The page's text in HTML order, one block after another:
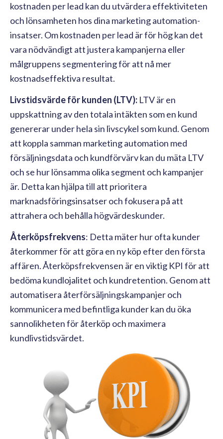
kostnaden per lead kan du utvärdera effektiviteten
och lönsamheten hos dina marketing automation-
insatser. Om kostnaden per lead är för hög kan det
vara nödvändigt att justera kampanjerna eller
målgruppens segmentering för att nå mer
kostnadseffektiva resultat.
Livstidsvärde för kunden (LTV): LTV är en
uppskattning av den totala intäkten som en kund
genererar under hela sin livscykel som kund. Genom
att koppla samman marketing automation med
försäljningsdata och kundförvärv kan du mäta LTV
och se hur lönsamma olika segment och kampanjer
är. Detta kan hjälpa till att prioritera
marknadsföringsinsatser och fokusera på att
attrahera och behålla högvärdeskunder.
Återköpsfrekvens: Detta mäter hur ofta kunder
återkommer för att göra en ny köp efter den första
affären. Återköpsfrekvensen är en viktig KPI för att
bedöma kundlojalitet och kundretention. Genom att
automatisera återförsäljningskampanjer och
kommunicera med befintliga kunder kan du öka
sannolikheten för återköp och maximera
kundlivstidsvärdet.